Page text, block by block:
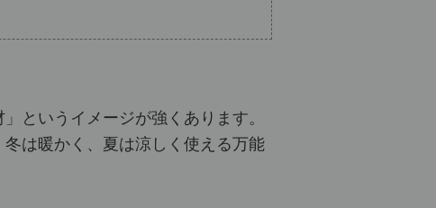
というイメージが強くあります。
冬は暖かく、 夏は涼しく使える万能